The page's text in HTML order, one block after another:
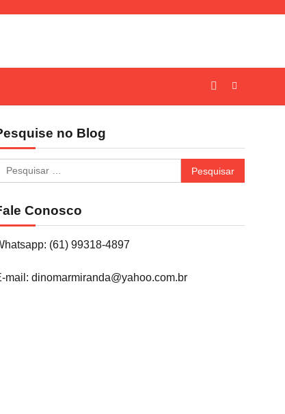
no Blog
Pesquisar
Conosco
(61) 99318-4897
mail: dinomarmiranda@yahoo.com.br